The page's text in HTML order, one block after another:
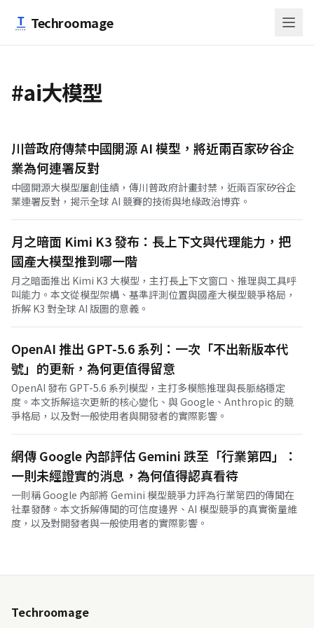
Techroomage
#ai大模型
川普政府傳禁中國開源 AI 模型，將近兩百家矽谷企
業為何連署反對
中國開源大模型屢創佳績，傳川普政府計畫封禁，近兩百家矽谷企
業連署反對，揭示全球 AI 競賽的技術與地緣政治博弈。
月之暗面 Kimi K3 發布：長上下文與代理能力，把
國產大模型推到哪一階
月之暗面推出 Kimi K3 大模型，主打長上下文窗口、推理與工具呼
叫能力。本文從模型架構、基準評測位置與國產大模型競爭格局，
拆解 K3 對全球 AI 版圖的意義。
OpenAI 推出 GPT-5.6 系列：一次「不出新版本代
號」的更新，為何更值得留意
OpenAI 發布 GPT-5.6 系列模型，主打多模態推理與長脈絡穩定
度。本文拆解這次更新的核心變化、與 Google、Anthropic 的競
爭格局，以及對一般使用者與開發者的實際影響。
網傳 Google 內部評估 Gemini 跌至「行業第四」：
一則未經證實的消息，為何值得認真看待
一則稱 Google 內部將 Gemini 模型競爭力評為行業第四的傳聞在
社羣發酵。本文拆解傳聞的可信度邊界、AI 模型競爭的真實衡量維
度，以及對開發者與一般使用者的實際影響。
Techroomage